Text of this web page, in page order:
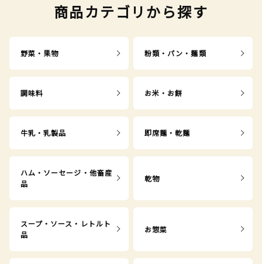
商品カテゴリから探す
野菜・果物 粉類・パン・麺類
調味料 お米・お餅
牛乳・乳製品 即席麺・乾麺
ハム・ソーセージ・他畜産
品
乾物
スープ・ソース・レトルト
品
お惣菜